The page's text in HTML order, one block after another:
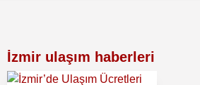
İzmir ulaşım haberleri